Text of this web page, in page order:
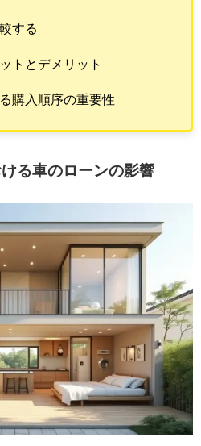
する
トとデメリット
購入順序の重要性
る車のローンの影響